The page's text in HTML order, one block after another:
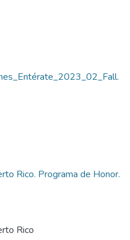
Rico. Programa de Honor.
Rico